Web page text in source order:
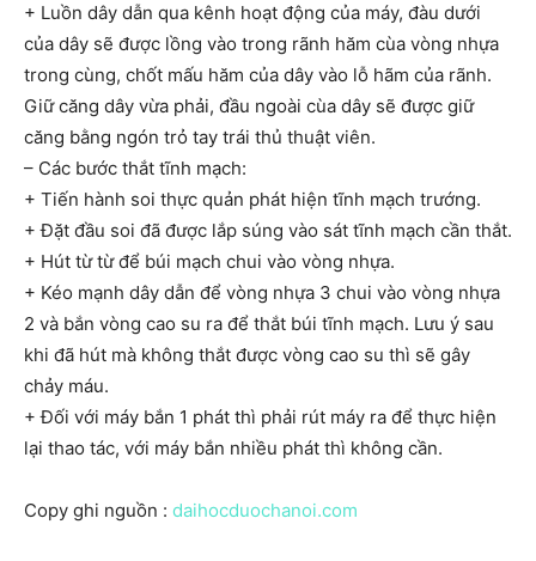
+ Luồn dây dẫn qua kênh hoạt động của máy, đàu dưới
của dây sẽ được lồng vào trong rãnh hăm cùa vòng nhựa
trong cùng, chốt mấu hăm của dây vào lỗ hãm của rãnh.
Giữ căng dây vừa phải, đầu ngoài cùa dây sẽ được giữ
căng bằng ngón trỏ tay trái thủ thuật viên.
– Các bước thắt tĩnh mạch:
+ Tiến hành soi thực quản phát hiện tĩnh mạch trướng.
+ Đặt đầu soi đã được lắp súng vào sát tĩnh mạch cần thắt.
+ Hút từ từ để búi mạch chui vào vòng nhựa.
+ Kéo mạnh dây dẫn để vòng nhựa 3 chui vào vòng nhựa
2 và bắn vòng cao su ra để thắt búi tĩnh mạch. Lưu ý sau
khi đã hút mà không thắt được vòng cao su thì sẽ gây
chảy máu.
+ Đối với máy bắn 1 phát thì phải rút máy ra để thực hiện
lại thao tác, với máy bắn nhiều phát thì không cần.
Copy ghi nguồn : daihocduochanoi.com